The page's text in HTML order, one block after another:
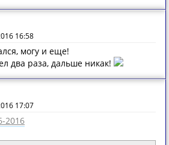
16:58
могу и еще!
два раза, дальше никак!
17:07
2016